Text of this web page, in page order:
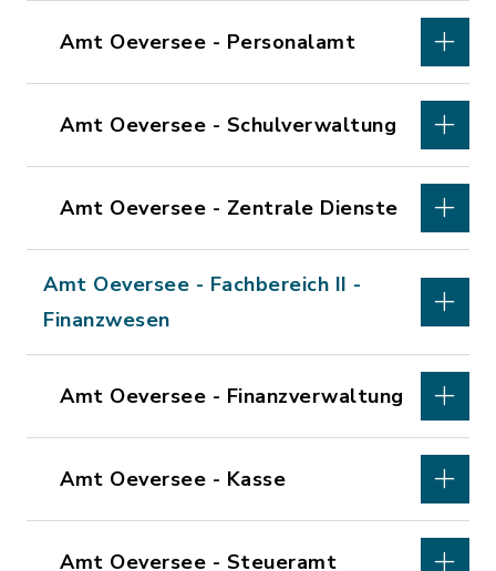
Amt Oeversee - Personalamt
Amt Oeversee - Schulverwaltung
Amt Oeversee - Zentrale Dienste
Amt Oeversee - Fachbereich II -
Finanzwesen
Amt Oeversee - Finanzverwaltung
Amt Oeversee - Kasse
Amt Oeversee - Steueramt